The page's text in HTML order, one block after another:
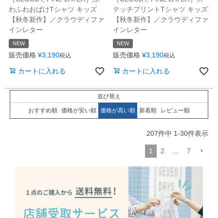
わふわおばけTシャツ キッズ
【秋冬新作】／クラウディファ
インレター
NEW
販売価格 ¥3,190税込
カートに入れる
テッチプリントTシャツ キッズ
【秋冬新作】／クラウディファ
インレター
NEW
販売価格 ¥3,190税込
カートに入れる
並び替え
おすすめ順 価格が安い順 価格が高い順 新着順 レビュー順
207件中 1-30件表示
1 2 7